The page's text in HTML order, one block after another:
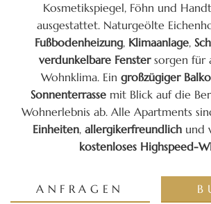
Kosmetikspiegel, Föhn und
ausgestattet. Naturgeölte
Fußbodenheizung, Klimaanlage,
verdunkelbare Fenstersorgen für
Wohnklima. Ein großzügiger
Sonnenterrassemit Blick auf die
Wohnerlebnis ab. Alle Apartments
Einheiten, allergikerfreundlichund
kostenloses Highspeed-
ANFRAGEN